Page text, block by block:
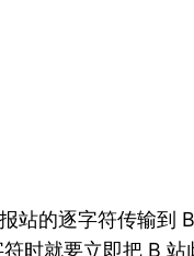
站的逐字符传输到
时就要立即把 B